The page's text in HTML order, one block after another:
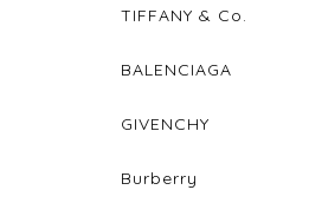
TIFFANY & Co.
BALENCIAGA
GIVENCHY
Burberry